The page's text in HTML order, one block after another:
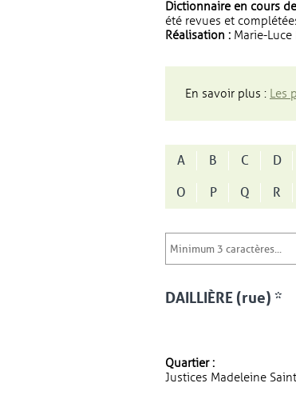
Dictionnaire en cours
été revues et
Réalisation : Marie-
En savoir plus : Les
A B C D
O
P Q R
DAILLIÈRE (rue) *
Quartier :
Justices Madeleine